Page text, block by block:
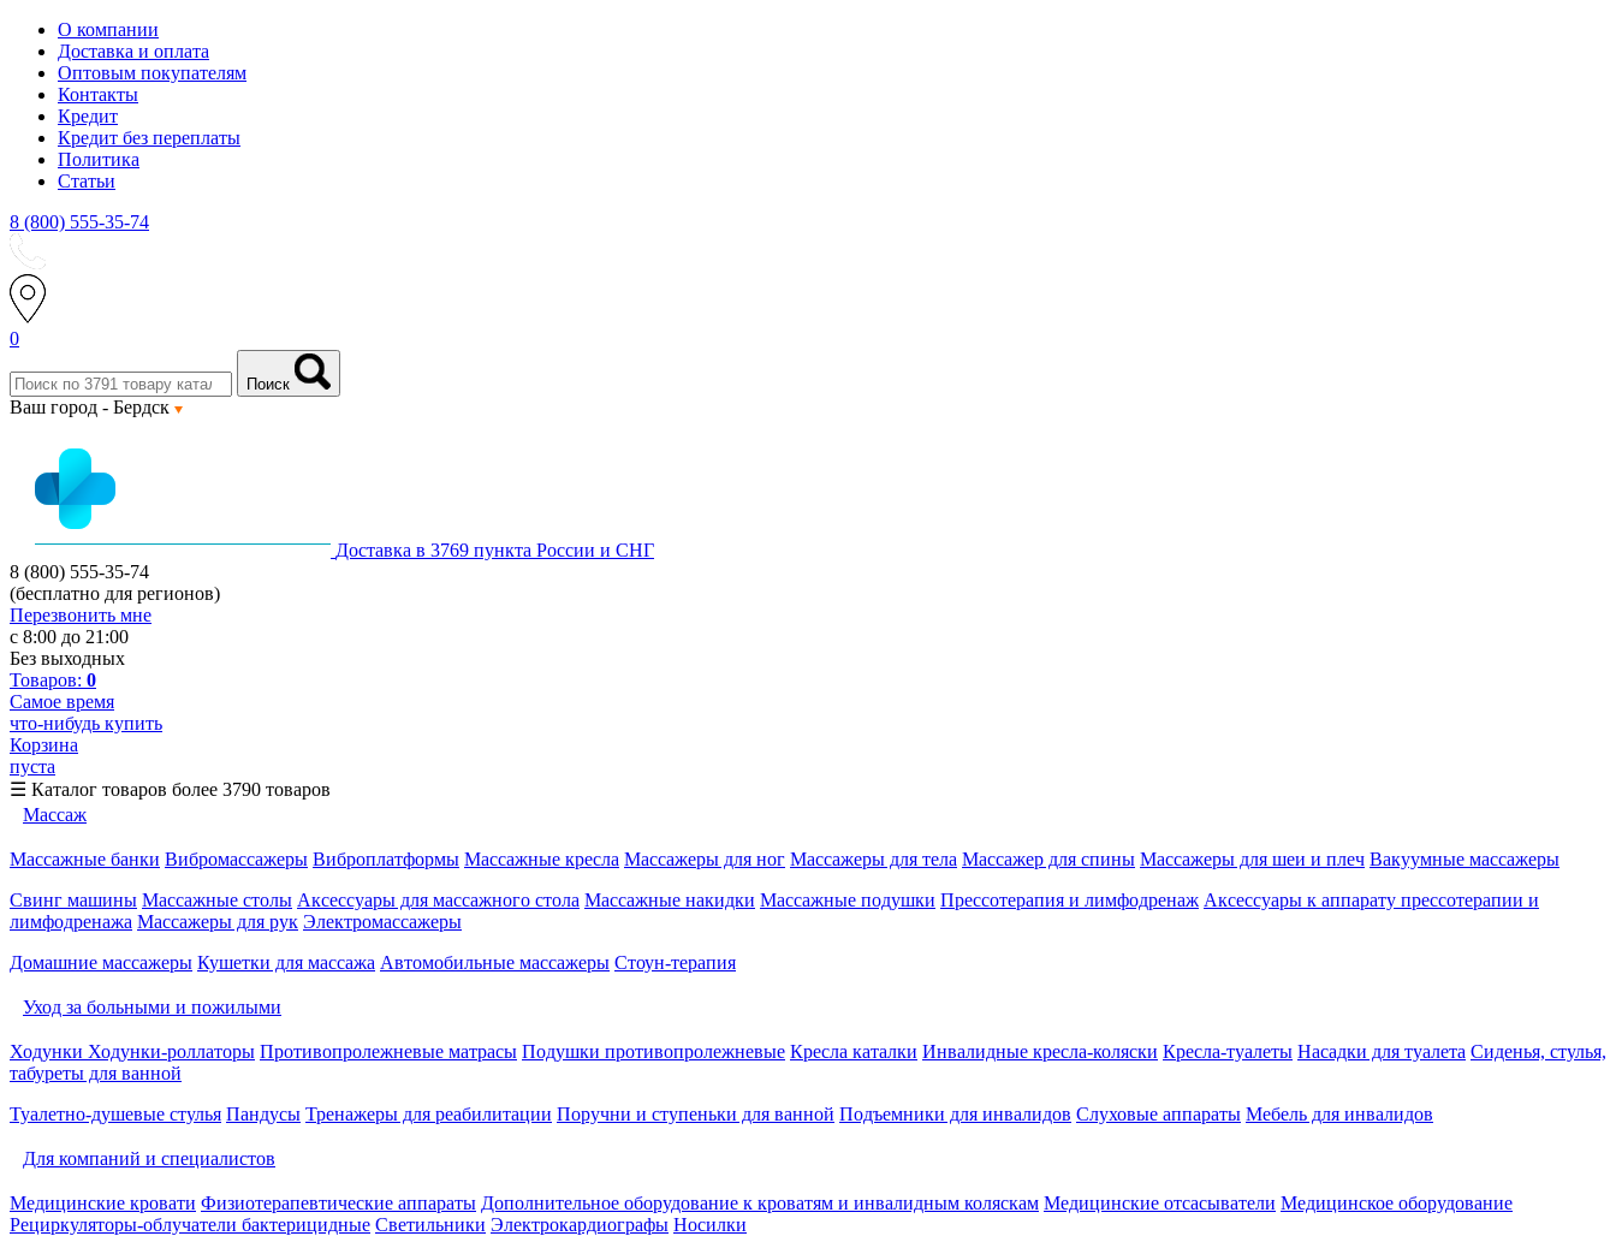
О компании
Доставка и оплата
Оптовым покупателям
Контакты
Кредит
Кредит без переплаты
Политика
Статьи
8 (800) 555-35-74
0
Поиск
Ваш город - Бердск
Доставка в 3769 пункта России и СНГ
8 (800) 555-35-74
(бесплатно для регионов)
Перезвонить мне
с 8:00 до 21:00
Без выходных
Товаров: 0
Самое время
что-нибудь купить
Корзина
пуста
☰ Каталог товаров более 3790 товаров
Массаж
Массажные банки Вибромассажеры Виброплатформы Массажные кресла Массажеры для ног Массажеры для тела Массажер для спины Массажеры для шеи и плеч Вакуумные массажеры
Свинг машины Массажные столы Аксессуары для массажного стола Массажные накидки Массажные подушки Прессотерапия и лимфодренаж Аксессуары к аппарату прессотерапии и
лимфодренажа Массажеры для рук Электромассажеры
Домашние массажеры Кушетки для массажа Автомобильные массажеры Стоун-терапия
Уход за больными и пожилыми
Ходунки Ходунки-роллаторы Противопролежневые матрасы Подушки противопролежневые Кресла каталки Инвалидные кресла-коляски Кресла-туалеты Насадки для туалета Сиденья, стулья,
табуреты для ванной
Туалетно-душевые стулья Пандусы Тренажеры для реабилитации Поручни и ступеньки для ванной Подъемники для инвалидов Слуховые аппараты Мебель для инвалидов
Для компаний и специалистов
Медицинские кровати Физиотерапевтические аппараты Дополнительное оборудование к кроватям и инвалидным коляскам Медицинские отсасыватели Медицинское оборудование
Рециркуляторы-облучатели бактерицидные Светильники Электрокардиографы Носилки